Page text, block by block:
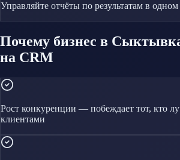
Управляйте отчёты по результатам в одном
Почему бизнес в
на CRM
Рост конкуренции — побеждает тот, кто
клиентами